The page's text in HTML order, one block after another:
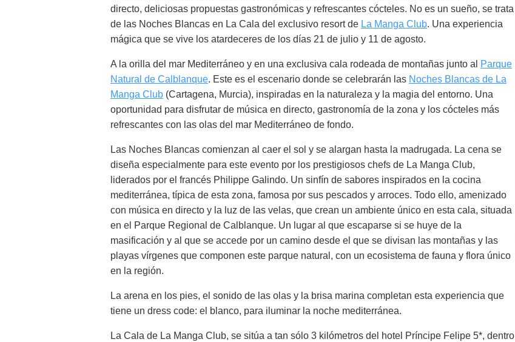
directo, deliciosas propuestas gastronómicas y refrescantes cócteles. No es un sueño, se trata
de las Noches Blancas en La Cala del exclusivo resort de La Manga Club. Una experiencia
mágica que se vive los atardeceres de los días 21 de julio y 11 de agosto.
A la orilla del mar Mediterráneo y en una exclusiva cala rodeada de montañas junto al Parque
Natural de Calblanque. Este es el escenario donde se celebrarán las Noches Blancas de La
Manga Club (Cartagena, Murcia), inspiradas en la naturaleza y la magia del entorno. Una
oportunidad para disfrutar de música en directo, gastronomía de la zona y los cócteles más
refrescantes con las olas del mar Mediterráneo de fondo.
Las Noches Blancas comienzan al caer el sol y se alargan hasta la madrugada. La cena se
diseña especialmente para este evento por los prestigiosos chefs de La Manga Club,
liderados por el francés Philippe Galindo. Un sinfín de sabores inspirados en la cocina
mediterránea, típica de esta zona, famosa por sus pescados y arroces. Todo ello, amenizado
con música en directo y la luz de las velas, que crean un ambiente único en esta cala, situada
en el Parque Regional de Calblanque. Un lugar al que escaparse si se huye de la
masificación y al que se accede por un camino desde el que se divisan las montañas y las
playas vírgenes que componen este parque natural, con un ecosistema de fauna y flora único
en la región.
La arena en los pies, el sonido de las olas y la brisa marina completan esta experiencia que
tiene un dress code: el blanco, para iluminar la noche mediterránea.
La Cala de La Manga Club, se sitúa a tan sólo 3 kilómetros del hotel Príncipe Felipe 5*, dentro